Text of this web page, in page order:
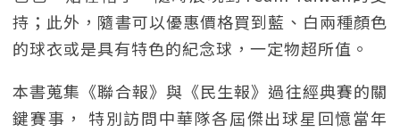
持；此外，隨書可以優惠價格買到藍、白兩種顏色
的球衣或是具有特色的紀念球，一定物超所值。
本書蒐集《聯合報》與《民生報》過往經典賽的關
鍵賽事， 特別訪問中華隊各屆傑出球星回憶當年